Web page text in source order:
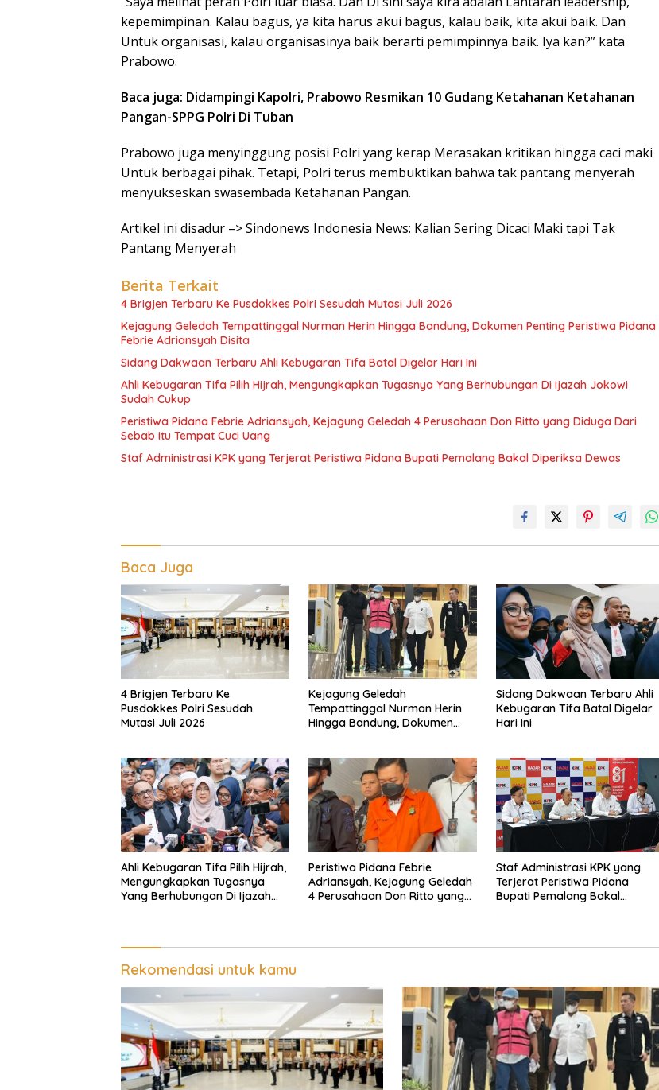
kepemimpinan. Kalau bagus, ya kita harus akui bagus, kalau baik, kita akui baik. Dan
Untuk organisasi, kalau organisasinya baik berarti pemimpinnya baik. Iya kan?” kata
Prabowo.
Baca juga: Didampingi Kapolri, Prabowo Resmikan 10 Gudang Ketahanan Ketahanan
Pangan-SPPG Polri Di Tuban
Prabowo juga menyinggung posisi Polri yang kerap Merasakan kritikan hingga caci maki
Untuk berbagai pihak. Tetapi, Polri terus membuktikan bahwa tak pantang menyerah
menyukseskan swasembada Ketahanan Pangan.
Artikel ini disadur –> Sindonews Indonesia News: Kalian Sering Dicaci Maki tapi Tak
Pantang Menyerah
Berita Terkait
4 Brigjen Terbaru Ke Pusdokkes Polri Sesudah Mutasi Juli 2026
Kejagung Geledah Tempattinggal Nurman Herin Hingga Bandung, Dokumen Penting Peristiwa Pidana
Febrie Adriansyah Disita
Sidang Dakwaan Terbaru Ahli Kebugaran Tifa Batal Digelar Hari Ini
Ahli Kebugaran Tifa Pilih Hijrah, Mengungkapkan Tugasnya Yang Berhubungan Di Ijazah Jokowi
Sudah Cukup
Peristiwa Pidana Febrie Adriansyah, Kejagung Geledah 4 Perusahaan Don Ritto yang Diduga Dari
Sebab Itu Tempat Cuci Uang
Staf Administrasi KPK yang Terjerat Peristiwa Pidana Bupati Pemalang Bakal Diperiksa Dewas
Baca Juga
4 Brigjen Terbaru Ke
Pusdokkes Polri Sesudah
Mutasi Juli 2026
Kejagung Geledah
Tempattinggal Nurman Herin
Hingga Bandung, Dokumen
Sidang Dakwaan Terbaru Ahli
Kebugaran Tifa Batal Digelar
Hari Ini
Ahli Kebugaran Tifa Pilih Hijrah,
Mengungkapkan Tugasnya
Yang Berhubungan Di Ijazah
Peristiwa Pidana Febrie
Adriansyah, Kejagung Geledah
4 Perusahaan Don Ritto yang
Staf Administrasi KPK yang
Terjerat Peristiwa Pidana
Bupati Pemalang Bakal
Rekomendasi untuk kamu